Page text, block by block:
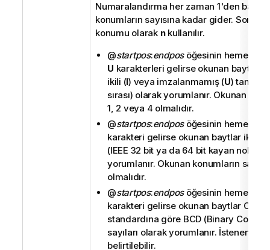
Numaralandırma her zaman 1'den
konumların sayısına kadar gider. Son
konumu olarak nkullanılır.
@startpos:endposöğesinin hemen
U karakterleri gelirse okunan baytlar
ikili (I) veya imzalanmamış (U)
sırası) olarak yorumlanır. Okunan
1, 2 veya 4 olmalıdır.
@startpos:endposöğesinin hemen
karakteri gelirse okunan baytlar ikili
(IEEE 32 bit ya da 64 bit kayan nokta)
yorumlanır. Okunan konumların
olmalıdır.
@startpos:endposöğesinin hemen
karakteri gelirse okunan baytlar
standardına göre BCD (Binary Coded
sayıları olarak yorumlanır. İstenen
belirtilebilir.